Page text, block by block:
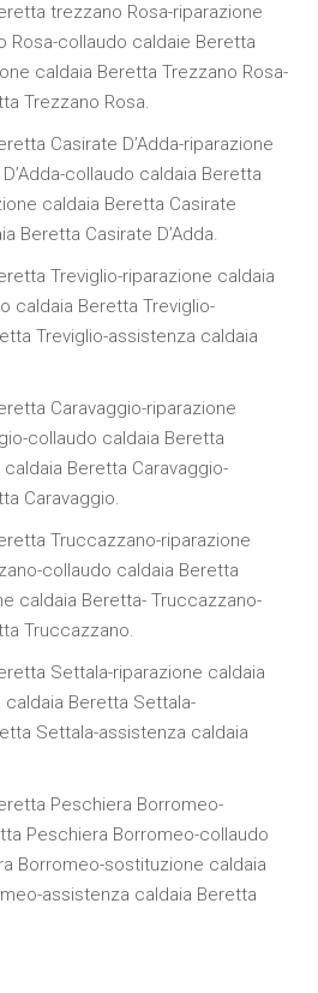
trezzano Rosa-riparazione
Rosa-collaudo caldaie Beretta
caldaia Beretta Trezzano Rosa-
Trezzano Rosa.
Casirate D’Adda-riparazione
collaudo caldaia Beretta
caldaia Beretta Casirate
Beretta Casirate D’Adda.
Treviglio-riparazione caldaia
caldaia Beretta Treviglio-
Treviglio-assistenza caldaia
Caravaggio-riparazione
collaudo caldaia Beretta
Beretta Caravaggio-
Caravaggio.
Truccazzano-riparazione
collaudo caldaia Beretta
caldaia Beretta- Truccazzano-
Truccazzano.
Settala-riparazione caldaia
Beretta Settala-
Settala-assistenza caldaia
Peschiera Borromeo-
Peschiera Borromeo-collaudo
Borromeo-sostituzione caldaia
assistenza caldaia Beretta